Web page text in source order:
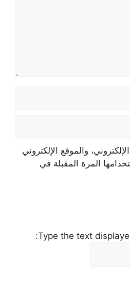
والموقع الإلكتروني
المرة المقبلة في
Type the text